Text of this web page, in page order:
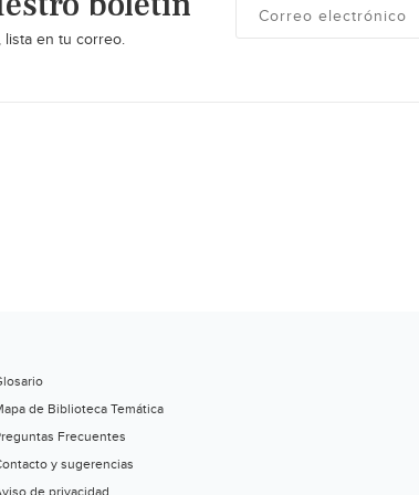
lista en tu correo.
de Biblioteca Temática
Frecuentes
y sugerencias